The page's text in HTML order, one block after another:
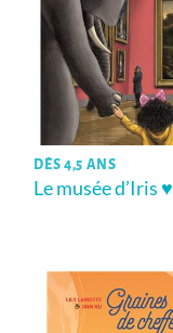
DÈS 4,5 ANS
Le musée d’Iris ♥